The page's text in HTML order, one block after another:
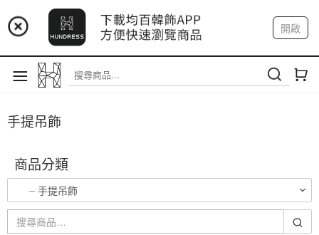
📢 市集預告：9/4-9/6 淡水捷運站
📢 市集預告：9/12-9/13 八里海巡基地
📢 市集預告：8/22-8/23 桃園青埔置地廣場
開啟
註冊 我的帳戶
手提吊飾
商品分類
手提吊飾